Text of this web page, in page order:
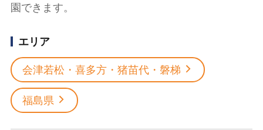
園できます。
エリア
会津若松・喜多方・猪苗代・磐梯
福島県